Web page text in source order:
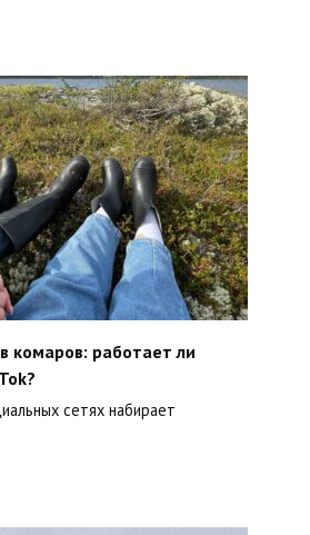
комаров: работает ли
сетях набирает